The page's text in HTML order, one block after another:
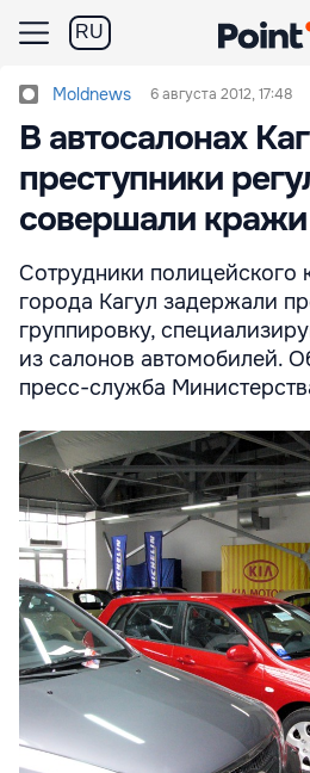
RU
Moldnews 6 августа 2012, 17:48
В автосалонах
преступники
совершали кражи
Сотрудники полицейского
города Кагул задержали
группировку,
из салонов автомобилей.
пресс-служба